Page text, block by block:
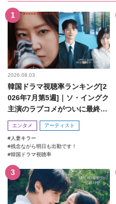
2026.08.03
韓国ドラマ視聴率ランキング[2
026年7月第5週]｜ソ・イングク
主演のラブコメがついに最終
回！
エンタメ アーティスト
人妻キラー
残念ながら明日も出勤です！
韓国ドラマ視聴率